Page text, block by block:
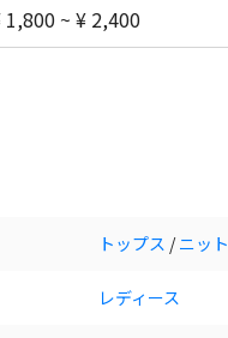
1,800 ~ ¥ 2,400
トップス /ニット
レディース